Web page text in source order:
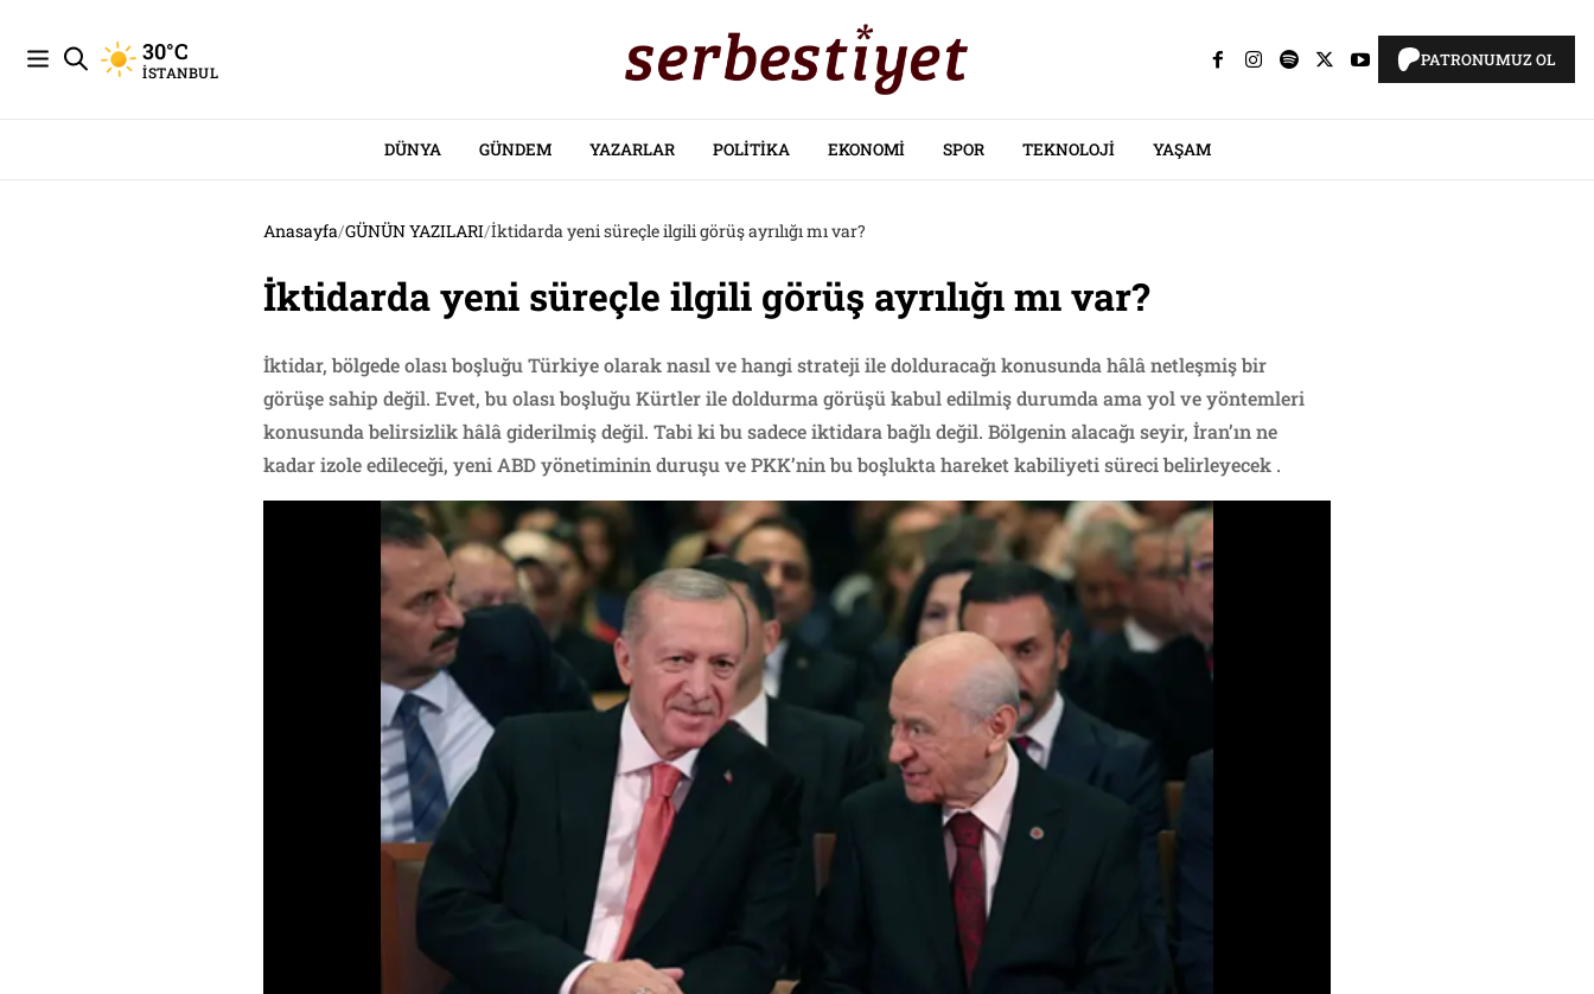
30°C
İSTANBUL
PATRONUMUZ OL
DÜNYA GÜNDEM YAZARLAR POLITIKA EKONOMI SPOR TEKNOLOJI YAŞAM
Anasayfa/GÜNÜN YAZILARI/İktidarda yeni süreçle ilgili görüş ayrılığı mı var?
İktidarda yeni süreçle ilgili görüş ayrılığı mı var?
İktidar, bölgede olası boşluğu Türkiye olarak nasıl ve hangi strateji ile dolduracağı konusunda hâlâ netleşmiş bir
görüşe sahip değil. Evet, bu olası boşluğu Kürtler ile doldurma görüşü kabul edilmiş durumda ama yol ve yöntemleri
konusunda belirsizlik hâlâ giderilmiş değil. Tabi ki bu sadece iktidara bağlı değil. Bölgenin alacağı seyir, İran’ın ne
kadar izole edileceği, yeni ABD yönetiminin duruşu ve PKK’nin bu boşlukta hareket kabiliyeti süreci belirleyecek .